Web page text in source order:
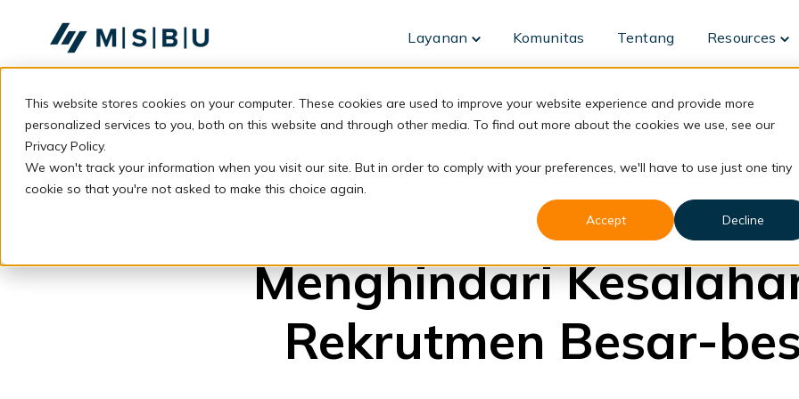
This website stores cookies on your computer. These cookies are used to improve your website experience and provide more
personalized services to you, both on this website and through other media. To find out more about the cookies we use, see our
Privacy Policy.
We won't track your information when you visit our site. But in order to comply with your preferences, we'll have to use just one tiny
cookie so that you're not asked to make this choice again.
Accept
Decline
Layanan
Toggle
for
Komunitas Tentang Resources
for
Hiring
Menghindari
Rekrutmen Besar-